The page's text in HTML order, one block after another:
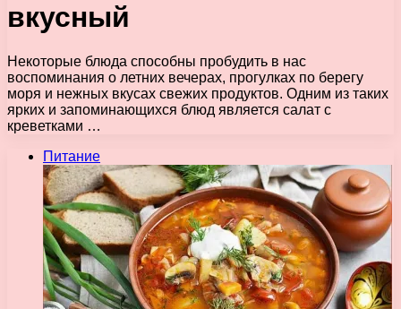
вкусный
Некоторые блюда способны пробудить в нас
воспоминания о летних вечерах, прогулках по берегу
моря и нежных вкусах свежих продуктов. Одним из таких
ярких и запоминающихся блюд является салат с
креветками …
Питание